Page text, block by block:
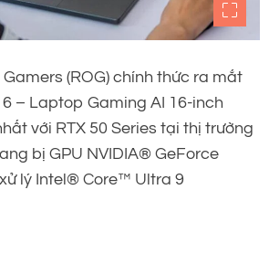
(ROG) chính thức ra mắt
– Laptop Gaming AI 16-inch
với RTX 50 Series tại thị trường
bị GPU NVIDIA® GeForce
lý Intel® Core™ Ultra 9